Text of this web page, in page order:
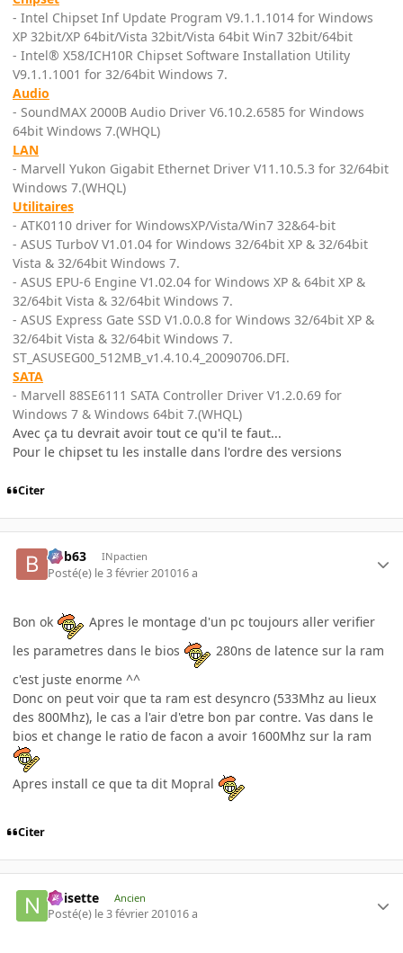
- Intel Chipset Inf Update Program V9.1.1.1014 for Windows
XP 32bit/XP 64bit/Vista 32bit/Vista 64bit Win7 32bit/64bit
- Intel® X58/ICH10R Chipset Software Installation Utility
V9.1.1.1001 for 32/64bit Windows 7.
Audio
- SoundMAX 2000B Audio Driver V6.10.2.6585 for Windows
64bit Windows 7.(WHQL)
LAN
- Marvell Yukon Gigabit Ethernet Driver V11.10.5.3 for 32/64bit
Windows 7.(WHQL)
Utilitaires
- ATK0110 driver for WindowsXP/Vista/Win7 32&64-bit
- ASUS TurboV V1.01.04 for Windows 32/64bit XP & 32/64bit
Vista & 32/64bit Windows 7.
- ASUS EPU-6 Engine V1.02.04 for Windows XP & 64bit XP &
32/64bit Vista & 32/64bit Windows 7.
- ASUS Express Gate SSD V1.0.0.8 for Windows 32/64bit XP &
32/64bit Vista & 32/64bit Windows 7.
ST_ASUSEG00_512MB_v1.4.10.4_20090706.DFI.
SATA
- Marvell 88SE6111 SATA Controller Driver V1.2.0.69 for
Windows 7 & Windows 64bit 7.(WHQL)
Avec ça tu devrait avoir tout ce qu'il te faut...
Pour le chipset tu les installe dans l'ordre des versions
Citer
bob63 INpactien
Posté(e) le 3 février 201016 a
Bon ok
Apres le montage d'un pc toujours aller verifier
les parametres dans le bios
280ns de latence sur la ram
c'est juste enorme ^^
Donc on peut voir que ta ram est desyncro (533Mhz au lieux
des 800Mhz), le cas a l'air d'etre bon par contre. Vas dans le
bios et change le ratio de facon a avoir 1600Mhz sur la ram
Apres install ce que ta dit Mopral
Citer
noisette Ancien
Posté(e) le 3 février 201016 a